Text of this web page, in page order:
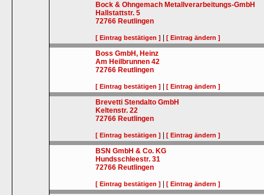
Bock & Ohngemach Metallverarbeitungs-GmbH
Hallstattstr. 5
72766 Reutlingen
[ Eintrag bestätigen ] |[ Eintrag ändern ]
Boss GmbH, Heinz
Am Heilbrunnen 42
72766 Reutlingen
[ Eintrag bestätigen ] |[ Eintrag ändern ]
Brevetti Stendalto GmbH
Keltenstr. 22
72766 Reutlingen
[ Eintrag bestätigen ] |[ Eintrag ändern ]
BSN GmbH & Co. KG
Hundsschleestr. 31
72766 Reutlingen
[ Eintrag bestätigen ] |[ Eintrag ändern ]